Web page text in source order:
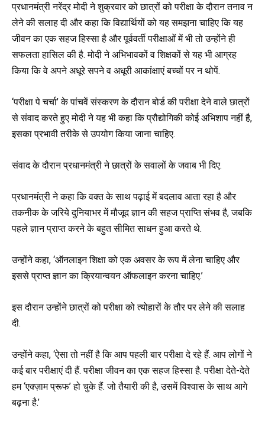
प्रधानमंत्री नरेंद्र मोदी ने शुक्रवार को छात्रों को परीक्षा के दौरान तनाव न
लेने की सलाह दी और कहा कि विद्यार्थियों को यह समझना चाहिए कि यह
जीवन का एक सहज हिस्सा है और पूर्ववर्ती परीक्षाओं में भी तो उन्होंने ही
सफलता हासिल की है. मोदी ने अभिभावकों व शिक्षकों से यह भी आग्रह
किया कि वे अपने अधूरे सपने व अधूरी आकांक्षाएं बच्चों पर न थोपें.
‘परीक्षा पे चर्चा’ के पांचवें संस्करण के दौरान बोर्ड की परीक्षा देने वाले छात्रों
से संवाद करते हुए मोदी ने यह भी कहा कि प्रौद्योगिकी कोई अभिशाप नहीं है,
इसका प्रभावी तरीके से उपयोग किया जाना चाहिए.
संवाद के दौरान प्रधानमंत्री ने छात्रों के सवालों के जवाब भी दिए.
प्रधानमंत्री ने कहा कि वक्त के साथ पढ़ाई में बदलाव आता रहा है और
तकनीक के जरिये दुनियाभर में मौजूद ज्ञान की सहज प्राप्ति संभव है, जबकि
पहले ज्ञान प्राप्त करने के बहुत सीमित साधन हुआ करते थे.
उन्होंने कहा, ‘ऑनलाइन शिक्षा को एक अवसर के रूप में लेना चाहिए और
इससे प्राप्त ज्ञान का क्रियान्वयन ऑफलाइन करना चाहिए.’
इस दौरान उन्होंने छात्रों को परीक्षा को त्योहारों के तौर पर लेने की सलाह
दी.
उन्होंने कहा, ‘ऐसा तो नहीं है कि आप पहली बार परीक्षा दे रहे हैं. आप लोगों ने
कई बार परीक्षाएं दी हैं. परीक्षा जीवन का एक सहज हिस्सा है. परीक्षा देते-देते
हम ‘एक्ज़ाम प्रूफ’ हो चुके हैं. जो तैयारी की है, उसमें विश्वास के साथ आगे
बढ़ना है.’